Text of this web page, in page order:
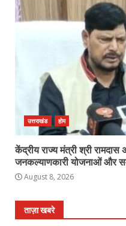
उत्तराखंड होम
केंद्रीय राज्य मंत्री श्री
जनकल्याणकारी योजनाओं और
August 8, 2026
ताज़ा खबरे